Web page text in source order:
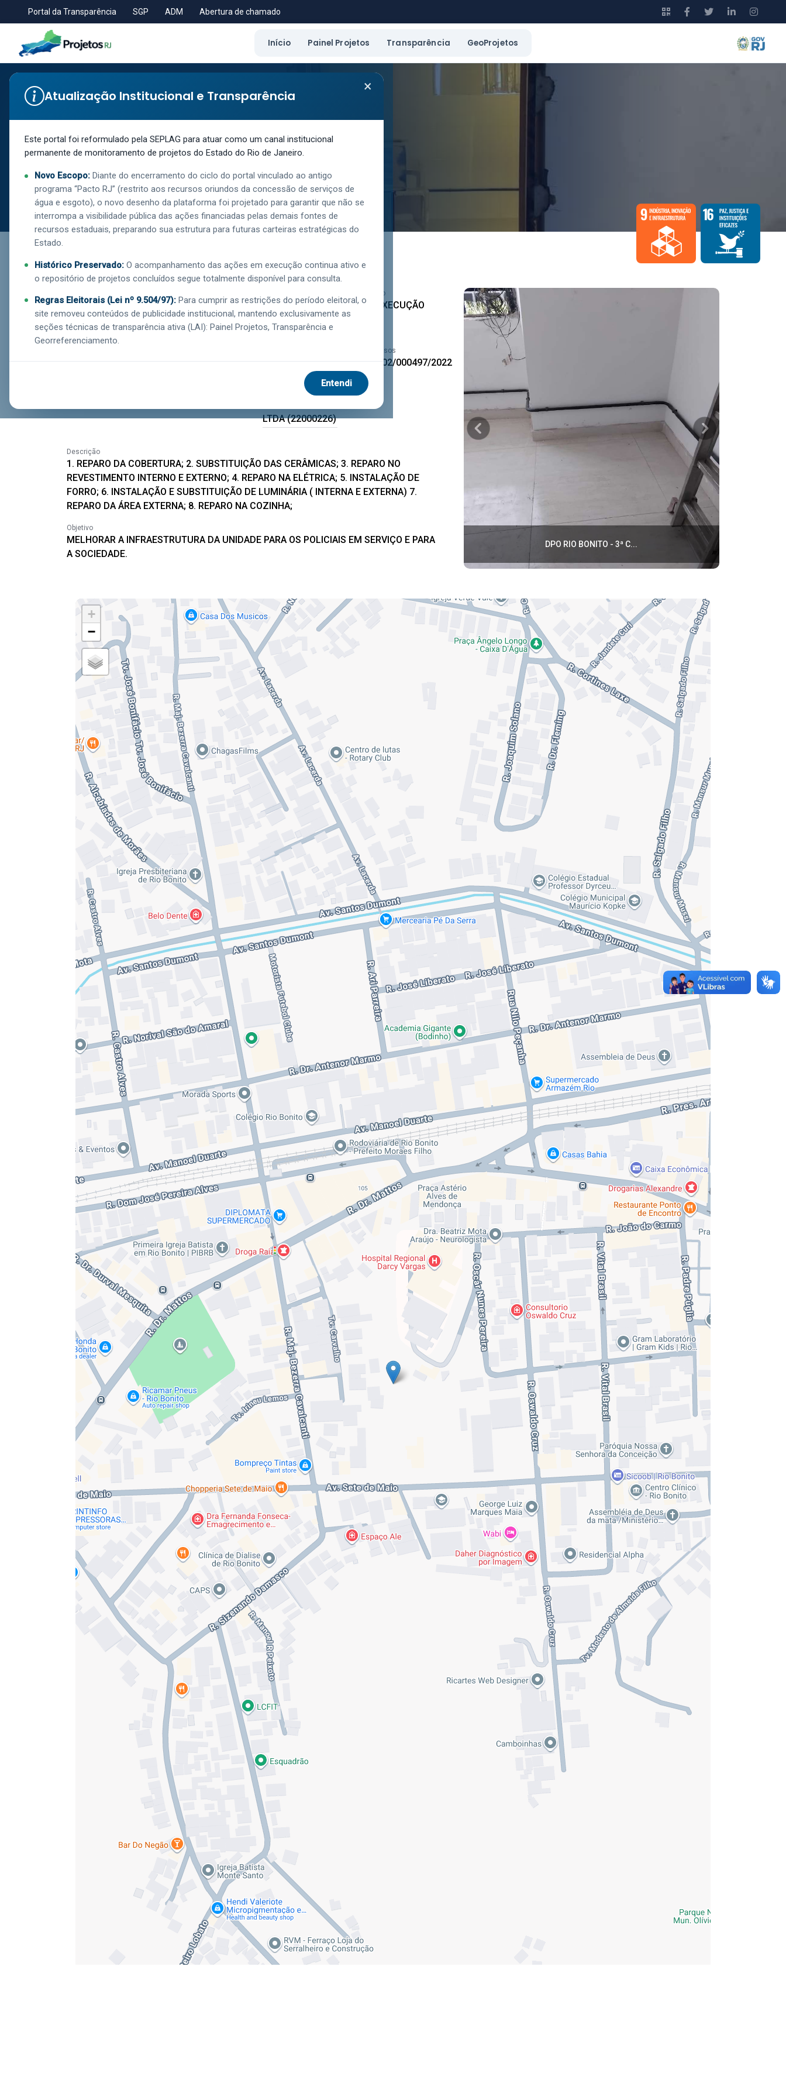
Portal da Transparência SGP ADM Abertura de chamado
Início Painel Projetos Transparência GeoProjetos
×
Atualização Institucional e Transparência
Este portal foi reformulado pela SEPLAG para atuar como um canal institucional
permanente de monitoramento de projetos do Estado do Rio de Janeiro.
Novo Escopo: Diante do encerramento do ciclo do portal vinculado ao antigo
programa “Pacto RJ” (restrito aos recursos oriundos da concessão de serviços de
água e esgoto), o novo desenho da plataforma foi projetado para garantir que não se
interrompa a visibilidade pública das ações financiadas pelas demais fontes de
recursos estaduais, preparando sua estrutura para futuras carteiras estratégicas do
Estado.
Histórico Preservado: O acompanhamento das ações em execução continua ativo e
o repositório de projetos concluídos segue totalmente disponível para consulta.
Regras Eleitorais (Lei nº 9.504/97): Para cumprir as restrições do período eleitoral, o
site removeu conteúdos de publicidade institucional, mantendo exclusivamente as
seções técnicas de transparência ativa (LAI): Painel Projetos, Transparência e
Georreferenciamento.
Entendi
DPO RIO BONITO - 3ª CIA
Saiba mais
clicando aqui!
Saiba mais
clicando aqui!
EMOP R$ 750.000,00
SEGURANÇA
PÚBLICA
Estágio
EM EXECUÇÃO
RIO BONITO 100%
NOLASCO
CONSTRUCOES
REFORMAS E
LTDA (22000226)
Processos
170002/000497/2022
Descrição
1. REPARO DA COBERTURA; 2. SUBSTITUIÇÃO DAS CERÂMICAS; 3. REPARO NO
REVESTIMENTO INTERNO E EXTERNO; 4. REPARO NA ELÉTRICA; 5. INSTALAÇÃO DE
FORRO; 6. INSTALAÇÃO E SUBSTITUIÇÃO DE LUMINÁRIA ( INTERNA E EXTERNA) 7.
REPARO DA ÁREA EXTERNA; 8. REPARO NA COZINHA;
Objetivo
MELHORAR A INFRAESTRUTURA DA UNIDADE PARA OS POLICIAIS EM SERVIÇO E PARA
A SOCIEDADE.
DPO RIO BONITO - 3ª C...
+
−